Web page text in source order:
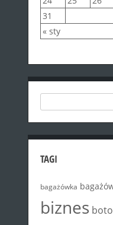
« sty
31
TAGI
bagażówka
biznes